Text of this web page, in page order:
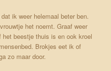
ik weer helemaal beter ben.
het noemt. Graaf weer
beestje thuis is en ook kroel
Brokjes eet ik of
zo maar door.